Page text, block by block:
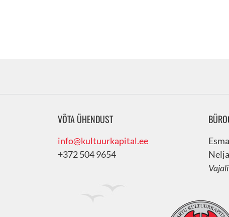
VÕTA ÜHENDUST
info@kultuurkapital.ee
+372 504 9654